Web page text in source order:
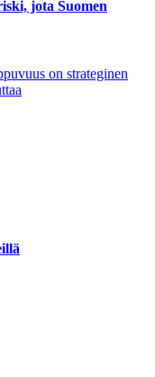
jota Suomen
on strateginen